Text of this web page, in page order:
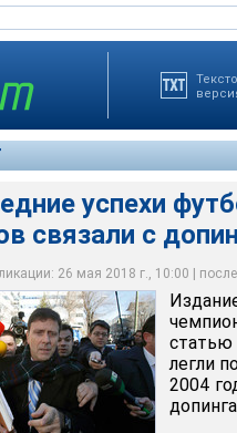
успехи
связали с
26 мая 2018 г., 10:00 |
Фуэнтес
дня сборная Испании, почти
а испанские клубы 7 раз
статью
легли
2004